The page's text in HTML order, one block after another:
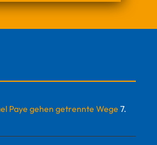
Paye gehen getrennte Wege 7.